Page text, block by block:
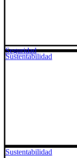
Sustentabilidad
Sustentabilidad
Seguridad